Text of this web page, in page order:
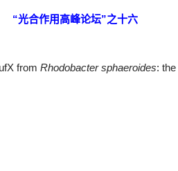
“光合作用高峰论坛”之十六
from Rhodobactersphaeroides: